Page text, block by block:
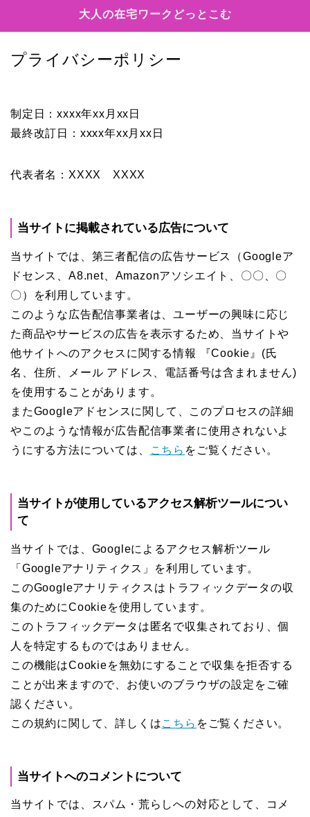
大人の在宅ワークどっとこむ
プライバシーポリシー
制定日：xxxx年xx月xx日
最終改訂日：xxxx年xx月xx日
代表者名：XXXX XXXX
当サイトに掲載されている広告について
当サイトでは、第三者配信の広告サービス（Googleア
ドセンス、A8.net、Amazonアソシエイト、〇〇、〇
〇）を利用しています。
このような広告配信事業者は、ユーザーの興味に応じ
た商品やサービスの広告を表示するため、当サイトや
他サイトへのアクセスに関する情報 『Cookie』(氏
名、住所、メール アドレス、電話番号は含まれません)
を使用することがあります。
またGoogleアドセンスに関して、このプロセスの詳細
やこのような情報が広告配信事業者に使用されないよ
うにする方法については、
こちら をご覧ください。
当サイトが使用しているアクセス解析ツールについ
て
当サイトでは、Googleによるアクセス解析ツール
「Googleアナリティクス」を利用しています。
このGoogleアナリティクスはトラフィックデータの収
集のためにCookieを使用しています。
このトラフィックデータは匿名で収集されており、個
人を特定するものではありません。
この機能はCookieを無効にすることで収集を拒否する
ことが出来ますので、お使いのブラウザの設定をご確
認ください。
この規約に関して、詳しくはこちら をご覧ください。
当サイトへのコメントについて
当サイトでは、スパム・荒らしへの対応として、コメ